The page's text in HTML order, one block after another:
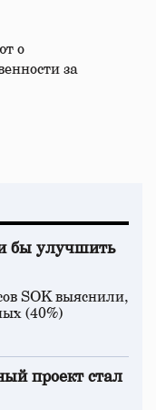
о
за
бы улучшить
SOK выяснили,
(40%)
проект стал